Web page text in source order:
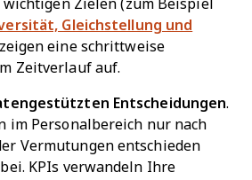
Zielen (zum Beispiel
Gleichstellung und
eine schrittweise
Zeitverlauf auf.
Entscheidungen.
im Personalbereich nur nach
Vermutungen entschieden
KPIs verwandeln Ihre